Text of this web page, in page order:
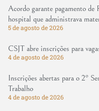
Acordo garante pagamento de
hospital que administrava
5 de agosto de 2026
CSJT abre inscrições para
4 de agosto de 2026
Inscrições abertas para o 2º
Trabalho
4 de agosto de 2026